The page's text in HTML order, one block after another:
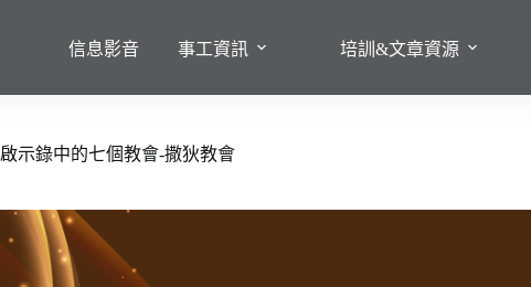
信息影音 事工資訊 培訓&文章資源
啟示錄中的七個教會-撒狄教會